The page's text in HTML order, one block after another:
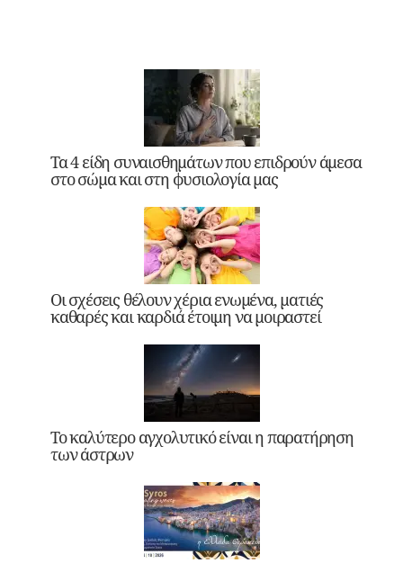
Τα 4 είδη συναισθημάτων που επιδρούν άμεσα
στο σώμα και στη φυσιολογία μας
Οι σχέσεις θέλουν χέρια ενωμένα, ματιές
καθαρές και καρδιά έτοιμη να μοιραστεί
Το καλύτερο αγχολυτικό είναι η παρατήρηση
των άστρων